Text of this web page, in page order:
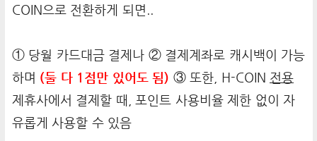
COIN으로 전환하게 되면..
① 당월 카드대금 결제나 ② 결제계좌로 캐시백이 가능
하며 (둘 다 1점만 있어도 됨) ③ 또한, H-COIN 전용
제휴사에서 결제할 때, 포인트 사용비율 제한 없이 자
유롭게 사용할 수 있음